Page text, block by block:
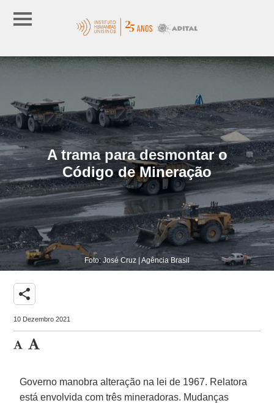
A trama para desmontar o
Código de Mineração
Foto: José Cruz | Agência Brasil
share
10 Dezembro 2021
Governo manobra alteração na lei de 1967. Relatora
está envolvida com três mineradoras. Mudanças